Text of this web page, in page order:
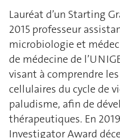
Lauréat d’un Starting
2015 professeur
microbiologie et
de médecine de
visant à comprendre
cellulaires du cycle de
paludisme, afin de
thérapeutiques. En
Investigator Award